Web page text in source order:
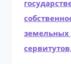
земельных